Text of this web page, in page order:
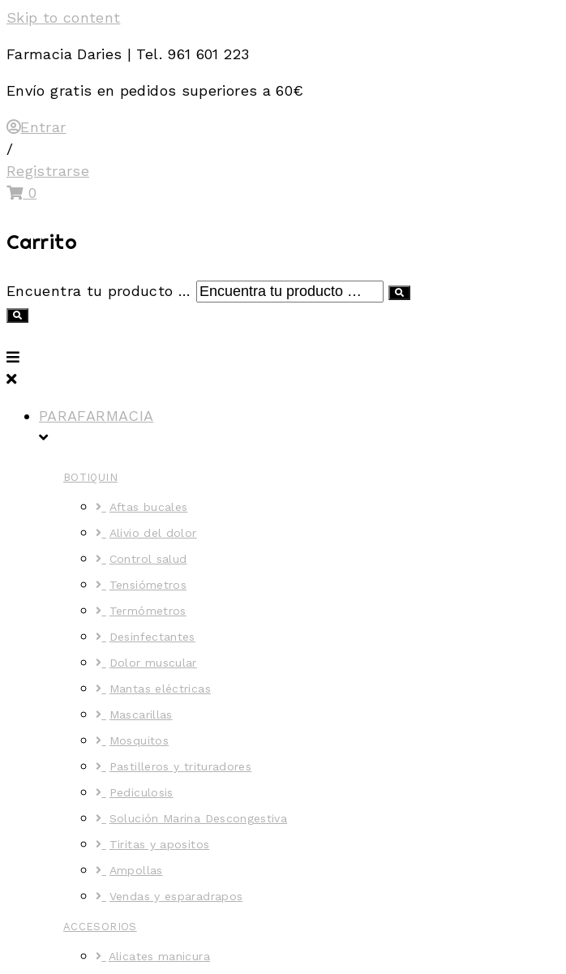
Skip to content
Farmacia Daries | Tel. 961 601 223
Envío gratis en pedidos superiores a 60€
Entrar
/
Registrarse
0
Carrito
Encuentra tu producto …
PARAFARMACIA
BOTIQUIN
Aftas bucales
Alivio del dolor
Control salud
Tensiómetros
Termómetros
Desinfectantes
Dolor muscular
Mantas eléctricas
Mascarillas
Mosquitos
Pastilleros y trituradores
Pediculosis
Solución Marina Descongestiva
Tiritas y apositos
Ampollas
Vendas y esparadrapos
ACCESORIOS
Alicates manicura